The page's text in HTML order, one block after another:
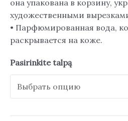
она упакована в корзину,
художественными
• Парфюмированная вода,
раскрывается на коже.
Pasirinkite talpą